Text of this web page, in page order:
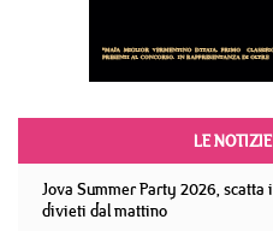
LE
Jova Summer Party 2026,
divieti dal mattino